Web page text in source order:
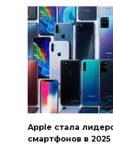
Apple стала
смартфонов в 2025